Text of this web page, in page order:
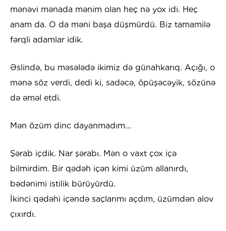
mənəvi mənada mənim olan heç nə yox idi. Heç
anam da. O da məni başa düşmürdü. Biz tamamilə
fərqli adamlar idik.
Əslində, bu məsələdə ikimiz də günahkarıq. Açığı, o
mənə söz verdi, dedi ki, sadəcə, öpüşəcəyik, sözünə
də əməl etdi.
Mən özüm dinc dayanmadım...
Şərab içdik. Nar şərabı. Mən o vaxt çox içə
bilmirdim. Bir qədəh içən kimi üzüm allanırdı,
bədənimi istilik bürüyürdü.
İkinci qədəhi içəndə saçlarımı açdım, üzümdən alov
çıxırdı.